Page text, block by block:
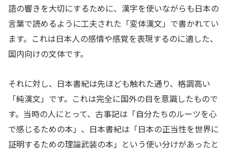
語の響きを大切にするために、漢字を使いながらも日本の
言葉で読めるように工夫された「変体漢文」で書かれてい
ます。これは日本人の感情や感覚を表現するのに適した、
国内向けの文体です。
それに対し、日本書紀は先ほども触れた通り、格調高い
「純漢文」です。これは完全に国外の目を意識したもので
す。当時の人にとって、古事記は「自分たちのルーツを心
で感じるための本」、日本書紀は「日本の正当性を世界に
証明するための理論武装の本」という使い分けがあったと